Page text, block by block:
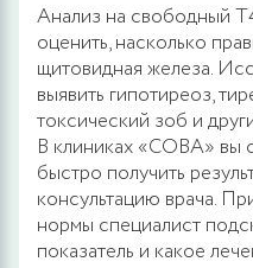
Анализ на свободный
оценить, насколько
щитовидная железа.
выявить гипотиреоз,
токсический зоб и
В клиниках «СОВА» вы
быстро получить
консультацию врача.
нормы специалист
показатель и какое